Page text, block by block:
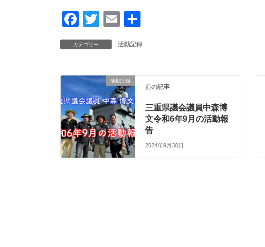
F
a
c
b
o
o
k
T
wi
tt
E
ail
カテゴリー 活動記録
活動記録
前の記事
三重県議会議員中森博
文令和6年9月の活動報
告
2024年9月30日